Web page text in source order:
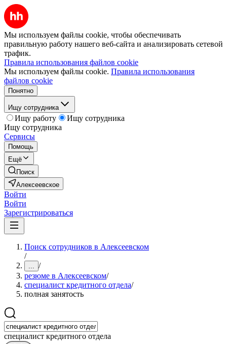
Мы используем файлы cookie, чтобы обеспечивать
правильную работу нашего веб-сайта и анализировать сетевой
трафик.
Правила использования файлов cookie
Мы используем файлы cookie. Правила использования
файлов cookie
Понятно
Ищу сотрудника
Ищу работу
Ищу сотрудника
Ищу сотрудника
Сервисы
Помощь
Ещё
Поиск
Алексеевское
Войти
Войти
Зарегистрироваться
Поиск сотрудников в Алексеевском
/
... /
резюме в Алексеевском/
специалист кредитного отдела/
полная занятость
специалист кредитного отдела